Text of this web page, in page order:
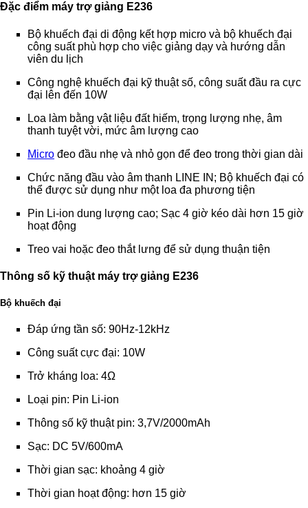
Đặc điểm máy trợ giảng E236
Bộ khuếch đại di động kết hợp micro và bộ khuếch đại
công suất phù hợp cho việc giảng dạy và hướng dẫn
viên du lịch
Công nghệ khuếch đại kỹ thuật số, công suất đầu ra cực
đại lên đến 10W
Loa làm bằng vật liệu đất hiếm, trọng lượng nhẹ, âm
thanh tuyệt vời, mức âm lượng cao
Micro đeo đầu nhẹ và nhỏ gọn để đeo trong thời gian dài
Chức năng đầu vào âm thanh LINE IN; Bộ khuếch đại có
thể được sử dụng như một loa đa phương tiện
Pin Li-ion dung lượng cao; Sạc 4 giờ kéo dài hơn 15 giờ
hoạt động
Treo vai hoặc đeo thắt lưng để sử dụng thuận tiện
Thông số kỹ thuật máy trợ giảng E236
Bộ khuếch đại
Đáp ứng tần số: 90Hz-12kHz
Công suất cực đại: 10W
Trở kháng loa: 4Ω
Loại pin: Pin Li-ion
Thông số kỹ thuật pin: 3,7V/2000mAh
Sạc: DC 5V/600mA
Thời gian sạc: khoảng 4 giờ
Thời gian hoạt động: hơn 15 giờ